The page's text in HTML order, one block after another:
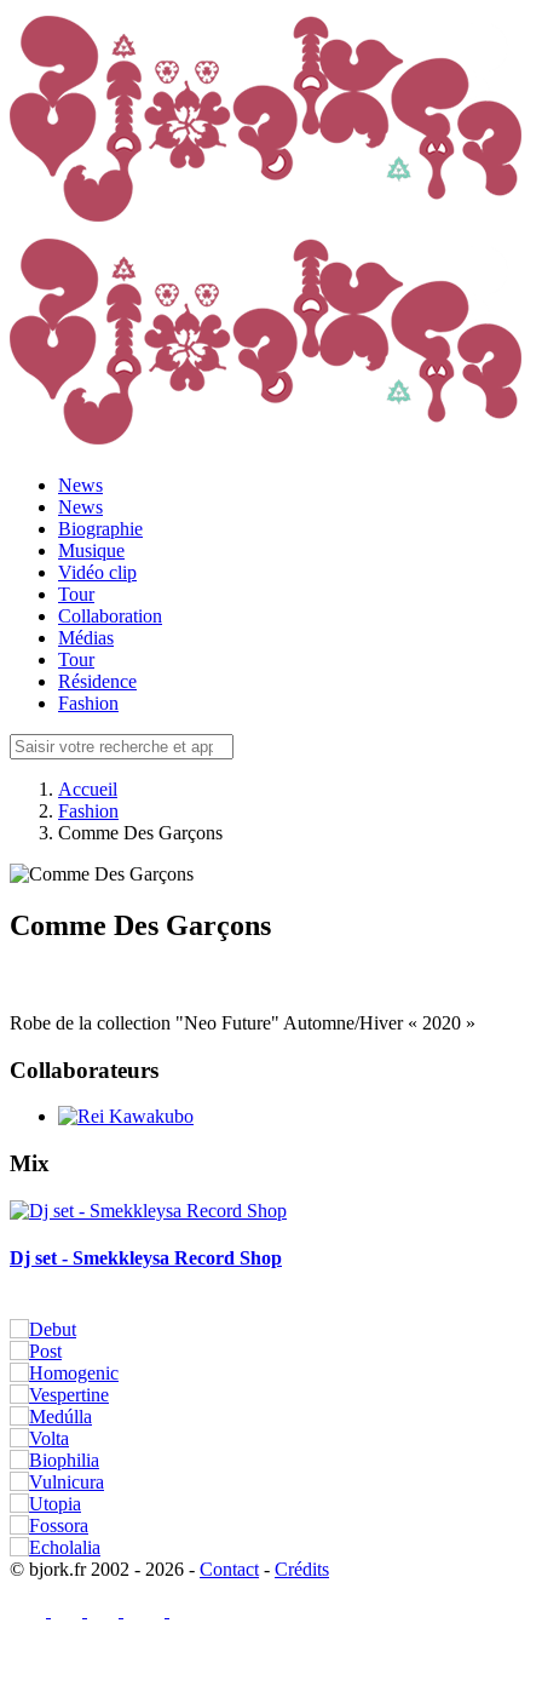
News
News
Biographie
Musique
Vidéo clip
Tour
Collaboration
Médias
Tour
Résidence
Fashion
Accueil
Fashion
Comme Des Garçons
Comme Des Garçons
Robe de la collection "Neo Future" Automne/Hiver « 2020 »
Collaborateurs
Mix
Dj set - Smekkleysa Record Shop
© bjork.fr 2002 - 2026 - Contact - Crédits